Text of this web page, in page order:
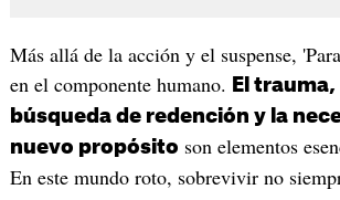
Más allá de la acción y el suspense,
en el componente humano.
El
búsqueda de redención y la
nuevo propósito son elementos
En este mundo roto, sobrevivir no